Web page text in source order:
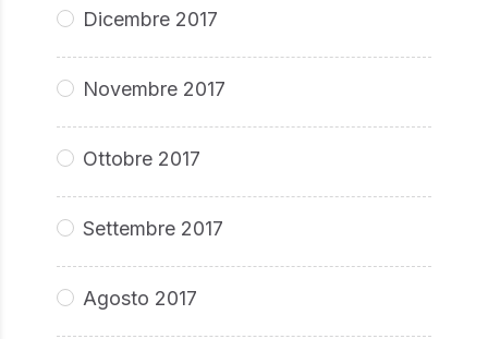
Dicembre 2017
Novembre 2017
Ottobre 2017
Settembre 2017
Agosto 2017